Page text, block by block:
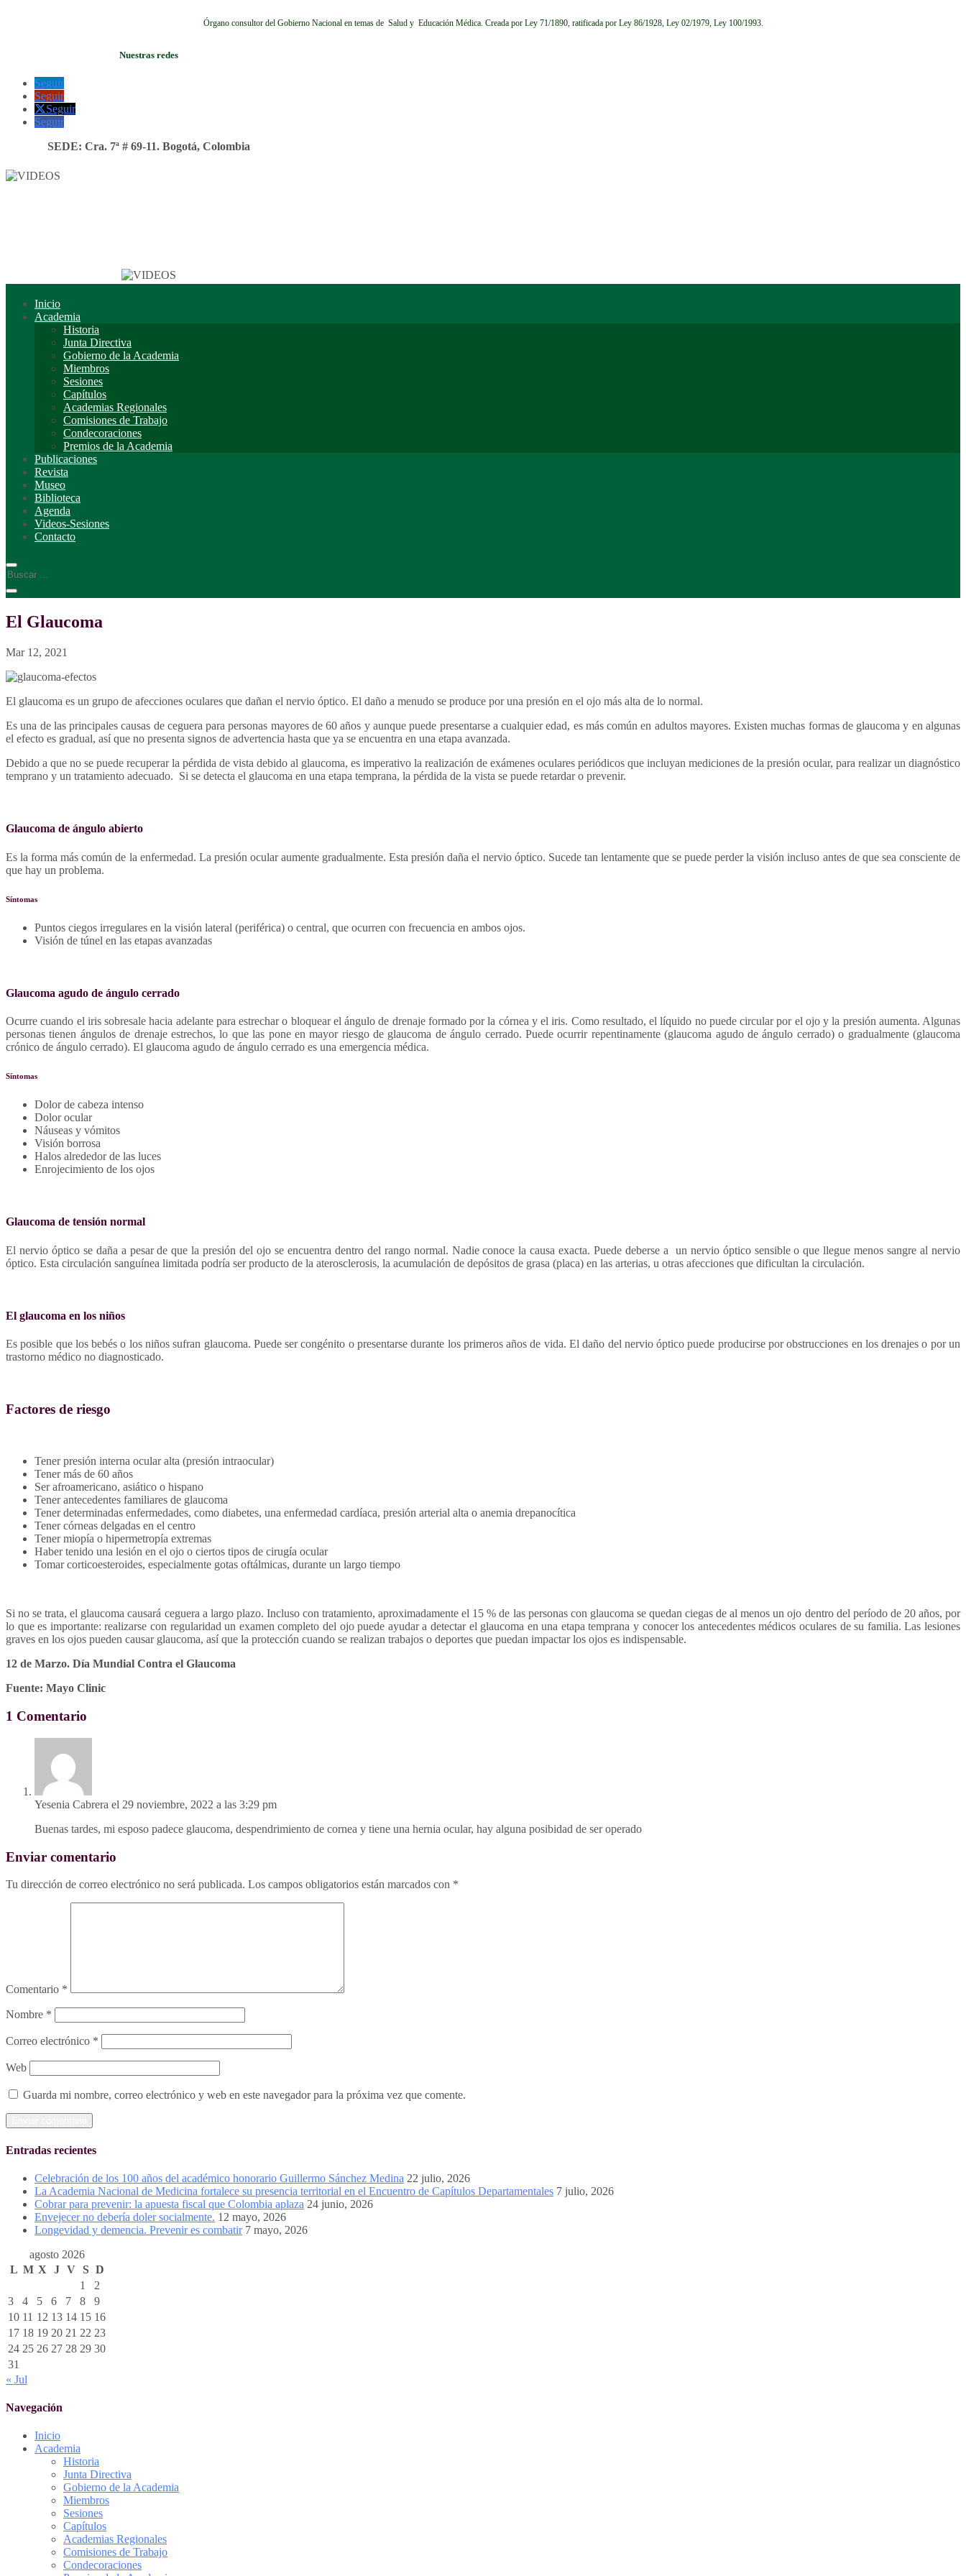
Órgano consultor del Gobierno Nacional en temas de Salud y Educación Médica. Creada por Ley 71/1890, ratificada por Ley 86/1928, Ley 02/1979, Ley 100/1993.
Nuestras redes
Seguir
Seguir
Seguir
Seguir
SEDE: Cra. 7ª # 69-11. Bogotá, Colombia
Inicio
Academia
Historia
Junta Directiva
Gobierno de la Academia
Miembros
Sesiones
Capítulos
Academias Regionales
Comisiones de Trabajo
Condecoraciones
Premios de la Academia
Publicaciones
Revista
Museo
Biblioteca
Agenda
Videos-Sesiones
Contacto
El Glaucoma
Mar 12, 2021
El glaucoma es un grupo de afecciones oculares que dañan el nervio óptico. El daño a menudo se produce por una presión en el ojo más alta de lo normal.
Es una de las principales causas de ceguera para personas mayores de 60 años y aunque puede presentarse a cualquier edad, es más común en adultos mayores. Existen muchas formas de glaucoma y en algunas
el efecto es gradual, así que no presenta signos de advertencia hasta que ya se encuentra en una etapa avanzada.
Debido a que no se puede recuperar la pérdida de vista debido al glaucoma, es imperativo la realización de exámenes oculares periódicos que incluyan mediciones de la presión ocular, para realizar un diagnóstico
temprano y un tratamiento adecuado. Si se detecta el glaucoma en una etapa temprana, la pérdida de la vista se puede retardar o prevenir.
Glaucoma de ángulo abierto
Es la forma más común de la enfermedad. La presión ocular aumente gradualmente. Esta presión daña el nervio óptico. Sucede tan lentamente que se puede perder la visión incluso antes de que sea consciente de
que hay un problema.
Síntomas
Puntos ciegos irregulares en la visión lateral (periférica) o central, que ocurren con frecuencia en ambos ojos.
Visión de túnel en las etapas avanzadas
Glaucoma agudo de ángulo cerrado
Ocurre cuando el iris sobresale hacia adelante para estrechar o bloquear el ángulo de drenaje formado por la córnea y el iris. Como resultado, el líquido no puede circular por el ojo y la presión aumenta. Algunas
personas tienen ángulos de drenaje estrechos, lo que las pone en mayor riesgo de glaucoma de ángulo cerrado. Puede ocurrir repentinamente (glaucoma agudo de ángulo cerrado) o gradualmente (glaucoma
crónico de ángulo cerrado). El glaucoma agudo de ángulo cerrado es una emergencia médica.
Síntomas
Dolor de cabeza intenso
Dolor ocular
Náuseas y vómitos
Visión borrosa
Halos alrededor de las luces
Enrojecimiento de los ojos
Glaucoma de tensión normal
El nervio óptico se daña a pesar de que la presión del ojo se encuentra dentro del rango normal. Nadie conoce la causa exacta. Puede deberse a un nervio óptico sensible o que llegue menos sangre al nervio
óptico. Esta circulación sanguínea limitada podría ser producto de la aterosclerosis, la acumulación de depósitos de grasa (placa) en las arterias, u otras afecciones que dificultan la circulación.
El glaucoma en los niños
Es posible que los bebés o los niños sufran glaucoma. Puede ser congénito o presentarse durante los primeros años de vida. El daño del nervio óptico puede producirse por obstrucciones en los drenajes o por un
trastorno médico no diagnosticado.
Factores de riesgo
Tener presión interna ocular alta (presión intraocular)
Tener más de 60 años
Ser afroamericano, asiático o hispano
Tener antecedentes familiares de glaucoma
Tener determinadas enfermedades, como diabetes, una enfermedad cardíaca, presión arterial alta o anemia drepanocítica
Tener córneas delgadas en el centro
Tener miopía o hipermetropía extremas
Haber tenido una lesión en el ojo o ciertos tipos de cirugía ocular
Tomar corticoesteroides, especialmente gotas oftálmicas, durante un largo tiempo
Si no se trata, el glaucoma causará ceguera a largo plazo. Incluso con tratamiento, aproximadamente el 15 % de las personas con glaucoma se quedan ciegas de al menos un ojo dentro del período de 20 años, por
lo que es importante: realizarse con regularidad un examen completo del ojo puede ayudar a detectar el glaucoma en una etapa temprana y conocer los antecedentes médicos oculares de su familia. Las lesiones
graves en los ojos pueden causar glaucoma, así que la protección cuando se realizan trabajos o deportes que puedan impactar los ojos es indispensable.
12 de Marzo. Día Mundial Contra el Glaucoma
Fuente: Mayo Clinic
1 Comentario
Yesenia Cabrera el 29 noviembre, 2022 a las 3:29 pm
Buenas tardes, mi esposo padece glaucoma, despendrimiento de cornea y tiene una hernia ocular, hay alguna posibidad de ser operado
Enviar comentario
Tu dirección de correo electrónico no será publicada. Los campos obligatorios están marcados con *
Comentario *
Nombre *
Correo electrónico *
Web
Guarda mi nombre, correo electrónico y web en este navegador para la próxima vez que comente.
Entradas recientes
Celebración de los 100 años del académico honorario Guillermo Sánchez Medina 22 julio, 2026
La Academia Nacional de Medicina fortalece su presencia territorial en el Encuentro de Capítulos Departamentales 7 julio, 2026
Cobrar para prevenir: la apuesta fiscal que Colombia aplaza 24 junio, 2026
Envejecer no debería doler socialmente. 12 mayo, 2026
Longevidad y demencia. Prevenir es combatir 7 mayo, 2026
agosto 2026
L M X J V S D
1
2
3
4 5 6 7 8
9
10 11 12 13 14 15 16
17 18 19 20 21 22 23
24 25 26 27 28 29 30
31
« Jul
Navegación
Inicio
Academia
Historia
Junta Directiva
Gobierno de la Academia
Miembros
Sesiones
Capítulos
Academias Regionales
Comisiones de Trabajo
Condecoraciones